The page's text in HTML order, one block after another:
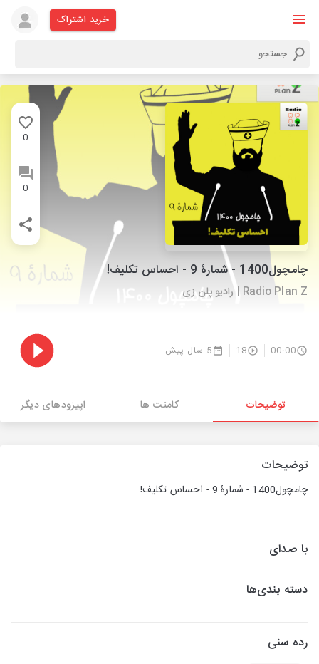
خرید اشتراک
0
0
چامچول1400 - شمارۀ 9 - احساس تکلیف!
Radio Plan Z | رادیو پلن زی
00:00
18 5 سال پیش
توضیحات کامنت ها اپیزودهای دیگر
توضیحات
چامچول1400 - شمارۀ 9 - احساس تکلیف!
با صدای
دسته بندی‌ها
رده سنی